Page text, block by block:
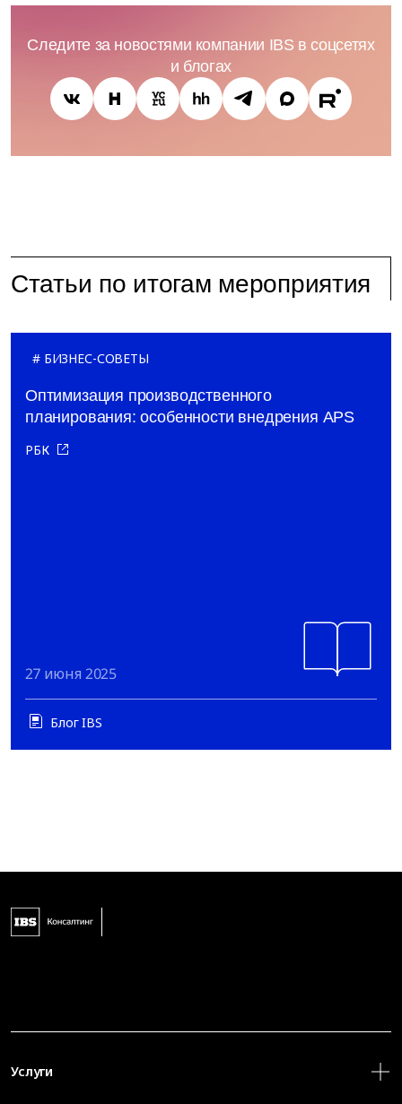
Следите за новостями компании IBS в соцсетях
и блогах
Статьи по итогам мероприятия
БИЗНЕС-СОВЕТЫ
Оптимизация производственного
планирования: особенности внедрения APS
РБК
27 июня 2025
Блог IBS
Услуги